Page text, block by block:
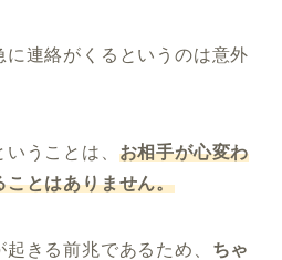
連絡がくるというのは意外
うことは、 お相手が心変わ
ことはありません。
きる前兆であるため、 ちゃ